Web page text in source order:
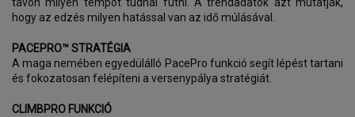
hogy az edzés milyen hatással van az idő múlásával.
PACEPRO™ STRATÉGIA
A maga nemében egyedülálló PacePro funkció segít lépést tartani
és fokozatosan felépíteni a versenypálya stratégiát.
CLIMBPRO FUNKCIÓ